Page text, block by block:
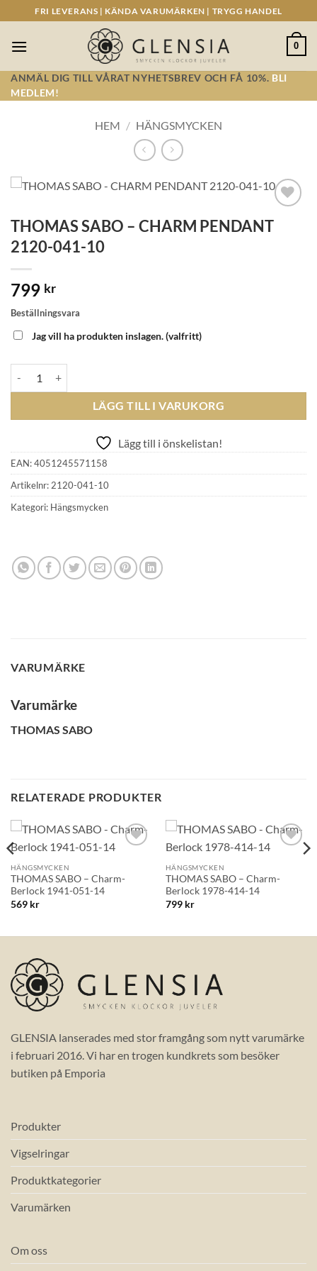
to
content
FRI LEVERANS | KÄNDA VARUMÄRKEN | TRYGG HANDEL
0
ANMÄL DIG TILL VÅRAT NYHETSBREV OCH FÅ 10%. BLI
MEDLEM!
HEM / HÄNGSMYCKEN
Lägg till i
önskelistan!
THOMAS SABO – CHARM PENDANT
2120-041-10
799 kr
Beställningsvara
Jag vill ha produkten inslagen.(valfritt)
LÄGG TILL I VARUKORG
Lägg till i önskelistan!
EAN:4051245571158
Artikelnr:2120-041-10
Kategori: Hängsmycken
VARUMÄRKE
Varumärke
THOMAS SABO
RELATERADE PRODUKTER
HÄNGSMYCKEN
THOMAS SABO – Charm-
Berlock 1941-051-14
569 kr
HÄNGSMYCKEN
THOMAS SABO – Charm-
Berlock 1978-414-14
799 kr
GLENSIA lanserades med stor framgång som nytt varumärke
i februari 2016. Vi har en trogen kundkrets som besöker
butiken på Emporia
Produkter
Vigselringar
Produktkategorier
Varumärken
Om oss
Bli medlem idag och få 10% rabatt på ditt första köp
E-post
Mobilnummer